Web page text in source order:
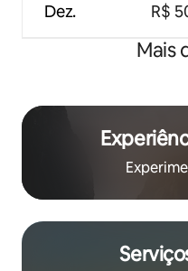
Dez. R$
Mais